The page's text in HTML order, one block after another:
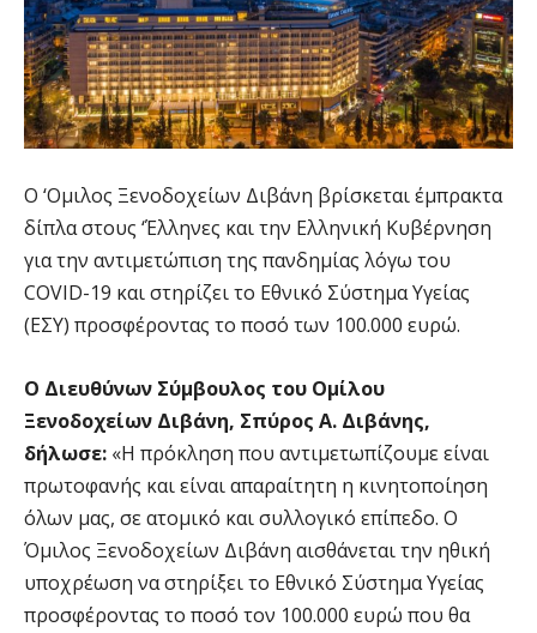
O ‘Ομιλος Ξενοδοχείων Διβάνη βρίσκεται έμπρακτα
δίπλα στους ‘Έλληνες και την Ελληνική Κυβέρνηση
για την αντιμετώπιση της πανδημίας λόγω του
COVID-19 και στηρίζει το Εθνικό Σύστημα Υγείας
(ΕΣΥ) προσφέροντας το ποσό των 100.000 ευρώ.
Ο Διευθύνων Σύμβουλος του Ομίλου
Ξενοδοχείων Διβάνη, Σπύρος Α. Διβάνης,
δήλωσε: «Η πρόκληση που αντιμετωπίζουμε είναι
πρωτοφανής και είναι απαραίτητη η κινητοποίηση
όλων μας, σε ατομικό και συλλογικό επίπεδο. Ο
Όμιλος Ξενοδοχείων Διβάνη αισθάνεται την ηθική
υποχρέωση να στηρίξει το Εθνικό Σύστημα Υγείας
προσφέροντας το ποσό τον 100.000 ευρώ που θα